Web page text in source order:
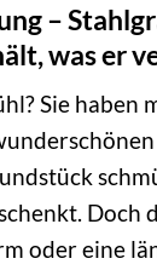
–
was er
Sie haben
Doch
oder eine